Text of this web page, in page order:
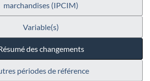
marchandises (IPCIM)
Variable(s)
des changements
périodes de référence